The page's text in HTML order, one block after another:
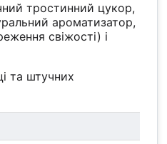
тростинний цукор,
ароматизатор,
свіжості) і
та штучних